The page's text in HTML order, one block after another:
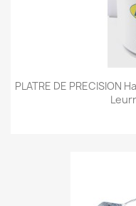
PLATRE DE PRECISION